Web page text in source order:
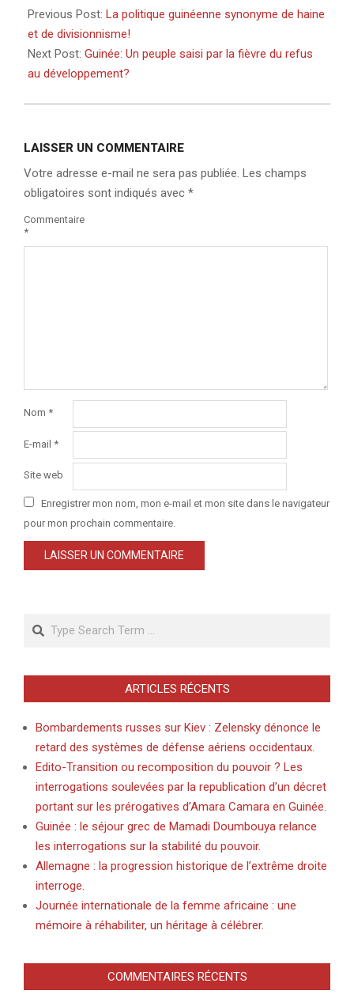
03-
17
Previous Post: La politique guinéenne synonyme de haine
et de divisionnisme!
Next Post: Guinée: Un peuple saisi par la fièvre du refus
au développement?
LAISSER UN COMMENTAIRE
Votre adresse e-mail ne sera pas publiée. Les champs
obligatoires sont indiqués avec *
Commentaire
*
Nom *
E-mail *
Site web
Enregistrer mon nom, mon e-mail et mon site dans le navigateur
pour mon prochain commentaire.
ARTICLES RÉCENTS
Bombardements russes sur Kiev : Zelensky dénonce le
retard des systèmes de défense aériens occidentaux.
Edito-Transition ou recomposition du pouvoir ? Les
interrogations soulevées par la republication d’un décret
portant sur les prérogatives d’Amara Camara en Guinée.
Guinée : le séjour grec de Mamadi Doumbouya relance
les interrogations sur la stabilité du pouvoir.
Allemagne : la progression historique de l’extrême droite
interroge.
Journée internationale de la femme africaine : une
mémoire à réhabiliter, un héritage à célébrer.
COMMENTAIRES RÉCENTS